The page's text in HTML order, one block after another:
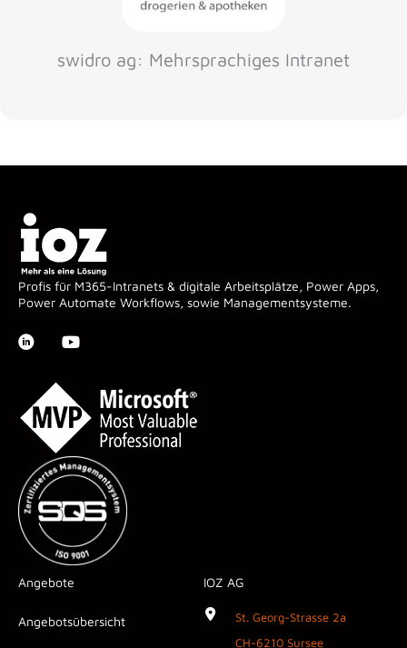
swidro ag: Mehrsprachiges Intranet
Profis für M365-Intranets & digitale Arbeitsplätze, Power Apps,
Power Automate Workflows, sowie Managementsysteme.
Angebote
Angebotsübersicht
IOZ AG
St. Georg-Strasse 2a
CH-6210 Sursee